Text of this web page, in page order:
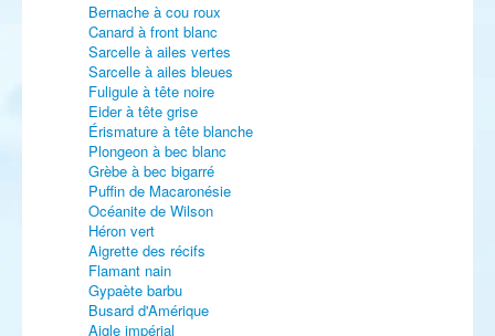
Bernache à cou roux
Canard à front blanc
Sarcelle à ailes vertes
Sarcelle à ailes bleues
Fuligule à tête noire
Eider à tête grise
Érismature à tête blanche
Plongeon à bec blanc
Grèbe à bec bigarré
Puffin de Macaronésie
Océanite de Wilson
Héron vert
Aigrette des récifs
Flamant nain
Gypaète barbu
Busard d'Amérique
Aigle impérial